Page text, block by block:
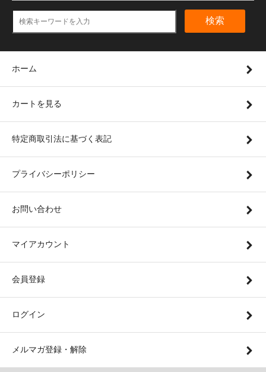
検索
ホーム
カートを見る
特定商取引法に基づく表記
プライバシーポリシー
お問い合わせ
マイアカウント
会員登録
ログイン
メルマガ登録・解除